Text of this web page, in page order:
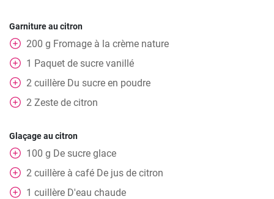
Garniture au citron
200 g Fromage à la crème nature
1 Paquet de sucre vanillé
2 cuillère Du sucre en poudre
2 Zeste de citron
Glaçage au citron
100 g De sucre glace
2 cuillère à café De jus de citron
1 cuillère D'eau chaude